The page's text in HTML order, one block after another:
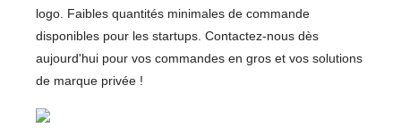
logo. Faibles quantités minimales de commande
disponibles pour les startups. Contactez-nous dès
aujourd'hui pour vos commandes en gros et vos solutions
de marque privée !